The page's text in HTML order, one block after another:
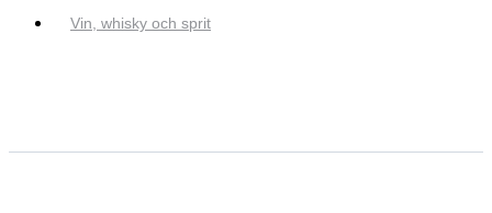
Vin, whisky och sprit